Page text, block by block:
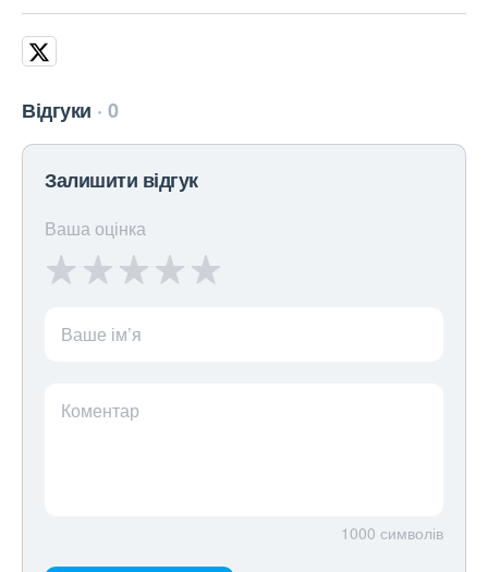
Відгуки 0
Залишити відгук
Ваша оцінка
Ваше ім’я
Коментар
1000 символів